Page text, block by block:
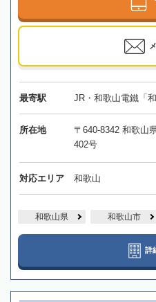
最寄駅 JR・和歌山電鐵「
所在地
〒640-8342 和歌山
402号
対応エリア 和歌山
和歌山県 和歌山市
詳